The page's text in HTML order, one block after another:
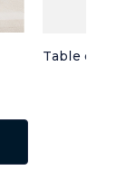
Table de